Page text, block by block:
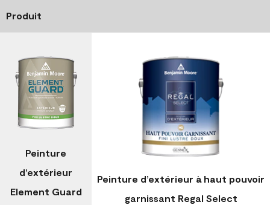
Produit
Peinture
d’extérieur
Element Guard
Peinture d’extérieur à haut pouvoir
garnissant Regal Select